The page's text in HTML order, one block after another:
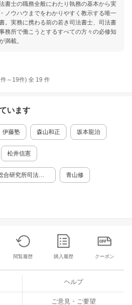
書士の職務全般にわたり執務の基本から実
ノウハウまでをわかりやすく教示する唯一
。実務に携わる前の若き司法書士、司法書
務所で働こうとするすべての方々の必修知
満載。
～ 19件) 全 19 件
います
伊藤塾 森山和正 坂本龍治
松井信憲
合研究所司法書 青山修
閲覧履歴 購入履歴 クーポン
ヘルプ
ご意見・ご要望